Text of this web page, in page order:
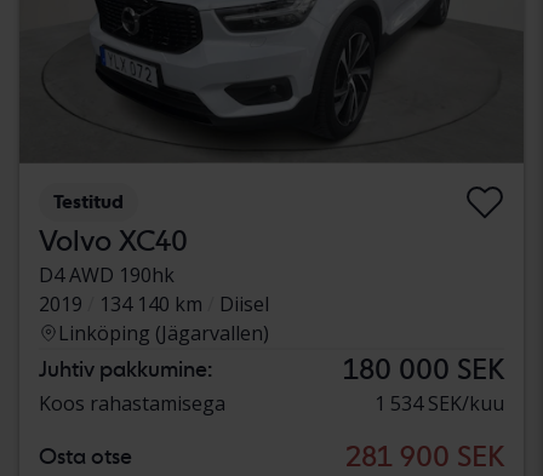
Testitud
Volvo XC40
D4 AWD 190hk
2019
134 140 km
Diisel
Linköping (Jägarvallen)
Juhtiv pakkumine: 180 000 SEK
Koos rahastamisega 1 534 SEK/kuu
Osta otse 281 900 SEK